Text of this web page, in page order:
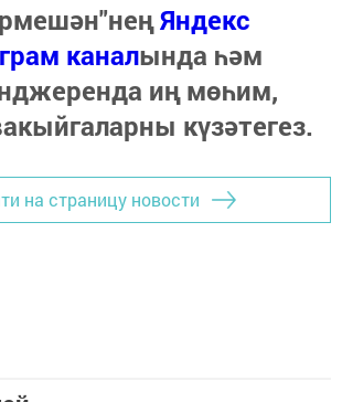
Яндекс
каналында һәм
иң мөһим,
күзәтегез.
на страницу новости